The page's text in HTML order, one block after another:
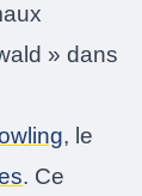
» dans
, le
. Ce